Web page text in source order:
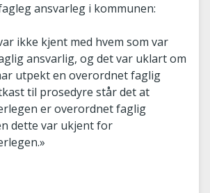
ansvarleg i kommunen:
ikke kjent med hvem som var
ansvarlig, og det var uklart om
utpekt en overordnet faglig
til prosedyre står det at
er overordnet faglig
dette var ukjent for